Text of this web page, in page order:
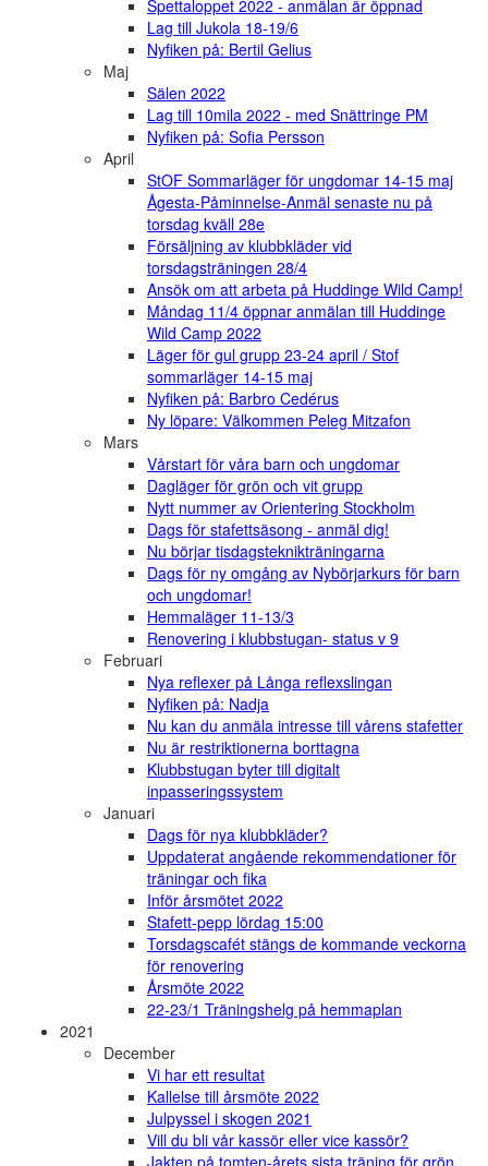
Spettaloppet 2022 - anmälan är öppnad
Lag till Jukola 18-19/6
Nyfiken på: Bertil Gelius
Maj
Sälen 2022
Lag till 10mila 2022 - med Snättringe PM
Nyfiken på: Sofia Persson
April
StOF Sommarläger för ungdomar 14-15 maj
Ågesta-Påminnelse-Anmäl senaste nu på
torsdag kväll 28e
Försäljning av klubbkläder vid
torsdagsträningen 28/4
Ansök om att arbeta på Huddinge Wild Camp!
Måndag 11/4 öppnar anmälan till Huddinge
Wild Camp 2022
Läger för gul grupp 23-24 april / Stof
sommarläger 14-15 maj
Nyfiken på: Barbro Cedérus
Ny löpare: Välkommen Peleg Mitzafon
Mars
Vårstart för våra barn och ungdomar
Dagläger för grön och vit grupp
Nytt nummer av Orientering Stockholm
Dags för stafettsäsong - anmäl dig!
Nu börjar tisdagsteknikträningarna
Dags för ny omgång av Nybörjarkurs för barn
och ungdomar!
Hemmaläger 11-13/3
Renovering i klubbstugan- status v 9
Februari
Nya reflexer på Långa reflexslingan
Nyfiken på: Nadja
Nu kan du anmäla intresse till vårens stafetter
Nu är restriktionerna borttagna
Klubbstugan byter till digitalt
inpasseringssystem
Januari
Dags för nya klubbkläder?
Uppdaterat angående rekommendationer för
träningar och fika
Inför årsmötet 2022
Stafett-pepp lördag 15:00
Torsdagscafét stängs de kommande veckorna
för renovering
Årsmöte 2022
22-23/1 Träningshelg på hemmaplan
2021
December
Vi har ett resultat
Kallelse till årsmöte 2022
Julpyssel i skogen 2021
Vill du bli vår kassör eller vice kassör?
Jakten på tomten-årets sista träning för grön,